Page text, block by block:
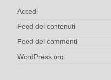
Accedi
Feed dei contenuti
Feed dei commenti
WordPress.org